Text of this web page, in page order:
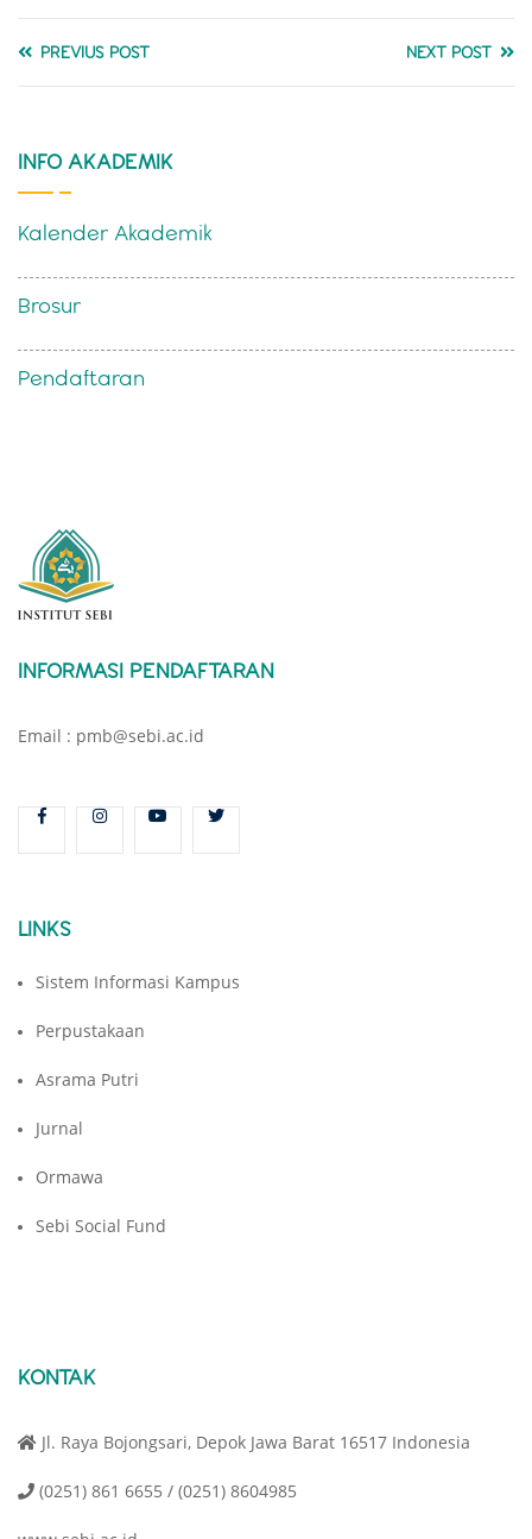
PREVIUS POST NEXT POST
INFO AKADEMIK
Kalender Akademik
Brosur
Pendaftaran
INFORMASI PENDAFTARAN
Email : pmb@sebi.ac.id
LINKS
Sistem Informasi Kampus
Perpustakaan
Asrama Putri
Jurnal
Ormawa
Sebi Social Fund
KONTAK
Jl. Raya Bojongsari, Depok Jawa Barat 16517 Indonesia
(0251) 861 6655 / (0251) 8604985